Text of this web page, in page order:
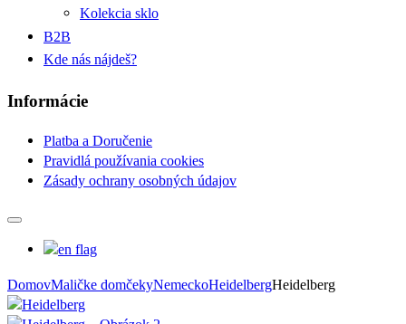
Kolekcia sklo
B2B
Kde nás nájdeš?
Informácie
Platba a Doručenie
Pravidlá používania cookies
Zásady ochrany osobných údajov
DomovMaličke domčekyNemeckoHeidelbergHeidelberg